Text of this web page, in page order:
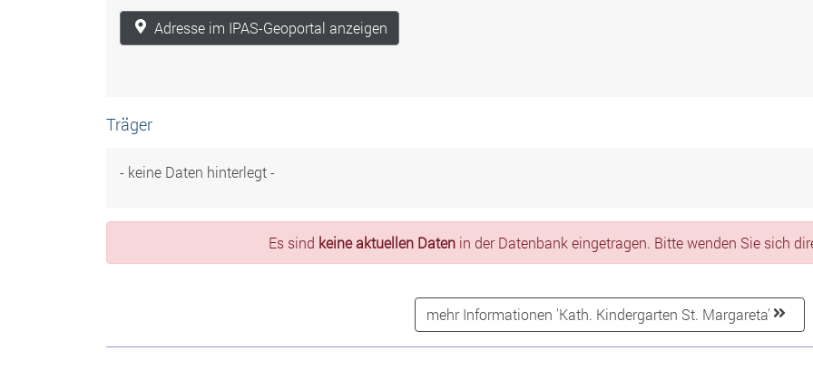
Adresse im IPAS-Geoportal anzeigen
Träger
- keine Daten hinterlegt -
Es sind keine aktuellen Datenin der Datenbank eingetragen. Bitte wenden Sie sich
mehr Informationen 'Kath. Kindergarten St. Margareta'